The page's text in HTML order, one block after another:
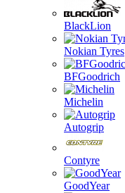
BlackLion
Nokian Tyres
BFGoodrich
Michelin
Autogrip
Contyre
GoodYear